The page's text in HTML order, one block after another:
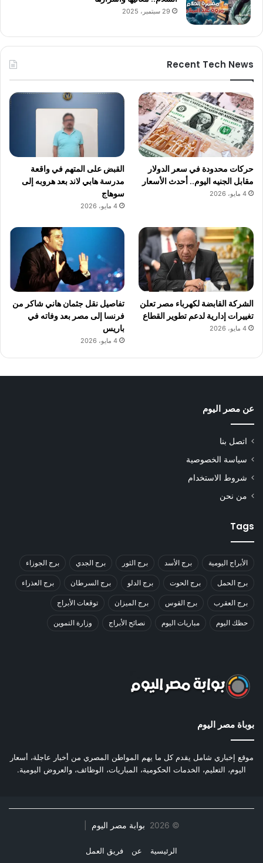
29 سبتمبر، 2025
Recent Tech News
حركات محدودة في سعر الدولار
مقابل الجنيه اليوم.. أحدث الأسعار
4 مايو، 2026
القبض على المتهم في واقعة
مدرسة هابي لاند بعد هروبه إلى
سوهاج
4 مايو، 2026
الشركة القابضة لكهرباء مصر تعلن
تغييرات إدارية لدعم تطوير القطاع
4 مايو، 2026
تفاصيل نقل جثمان هاني شاكر من
فرنسا إلى مصر بعد وفاته في
باريس
4 مايو، 2026
عن مصر اليوم
اتصل بنا
سياسة الخصوصية
شروط الاستخدام
من نحن
Tags
الأبراج اليومية برج الأسد برج الثور برج الجدي برج الجوزاء
برج الحمل برج الحوت برج الدلو برج السرطان برج العذراء
برج العقرب برج القوس برج الميزان توقعات الأبراج
حظك اليوم مباريات اليوم نصائح الأبراج وزارة التموين
بوباة مصر اليوم
موقع إخباري شامل يقدم كل ما يهم المواطن المصري من أخبار عاجلة، أسعار
اليوم، التعليم، الخدمات الحكومية، المباريات، الوظائف، والعروض اليومية.
©
2026 بوابة مصر اليوم
الرئيسية عن فريق العمل